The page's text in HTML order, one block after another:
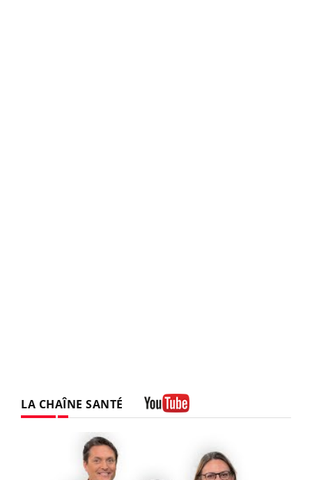
LA CHAÎNE SANTÉ